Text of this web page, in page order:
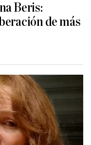
Beris:
de más